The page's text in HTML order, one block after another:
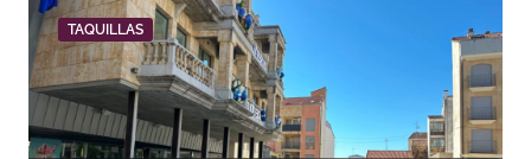
TAQUILLAS